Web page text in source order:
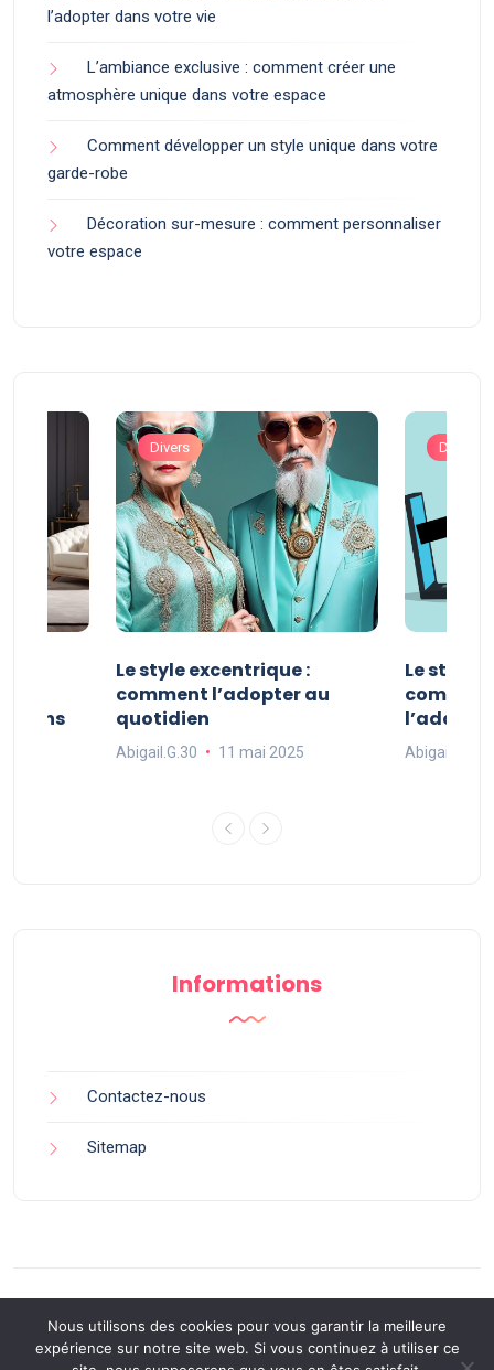
l’adopter dans votre vie
L’ambiance exclusive : comment créer une
atmosphère unique dans votre espace
Comment développer un style unique dans votre
garde-robe
Décoration sur-mesure : comment personnaliser
votre espace
dans
Divers
Le style excentrique :
comment l’adopter au
quotidien
Abigail.G.30 11 mai 2025
Divers
Le style
Abigail.G.30
Informations
Contactez-nous
Sitemap
Nous utilisons des cookies pour vous garantir la meilleure
expérience sur notre site web. Si vous continuez à utiliser ce